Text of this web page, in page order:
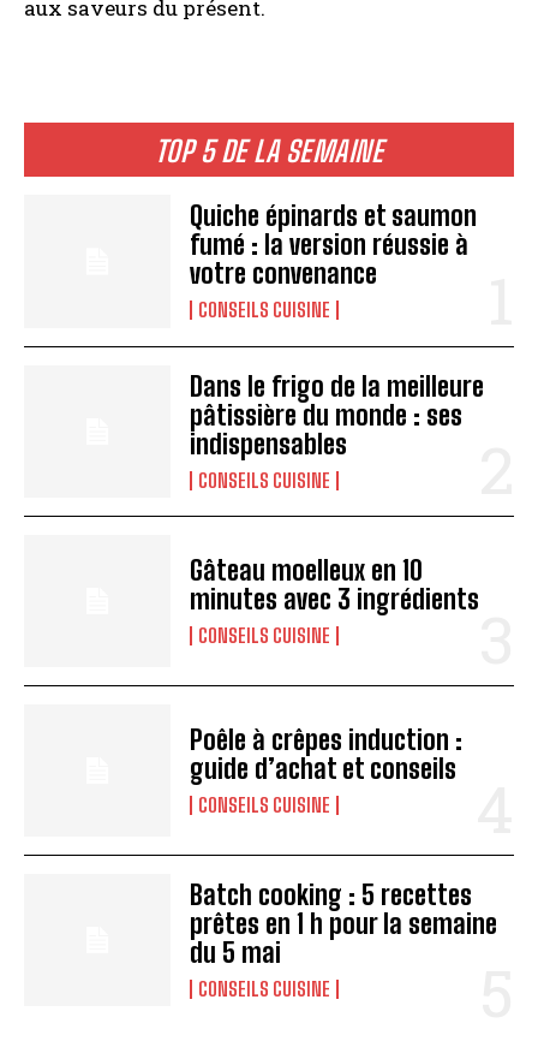
TOP 5 DE LA SEMAINE
Quiche épinards et saumon
fumé : la version réussie à
votre convenance
CONSEILS CUISINE
Dans le frigo de la meilleure
pâtissière du monde : ses
indispensables
CONSEILS CUISINE
Gâteau moelleux en 10
minutes avec 3 ingrédients
CONSEILS CUISINE
Poêle à crêpes induction :
guide d’achat et conseils
CONSEILS CUISINE
Batch cooking : 5 recettes
prêtes en 1 h pour la semaine
du 5 mai
CONSEILS CUISINE
aux saveurs du présent.